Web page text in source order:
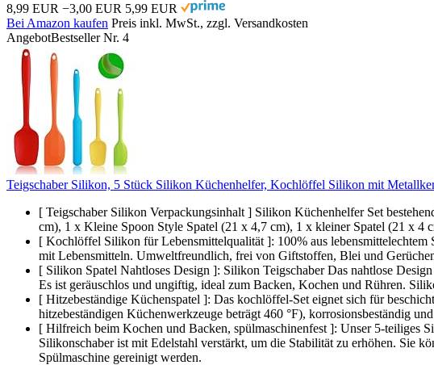
8,99 EUR −3,00 EUR 5,99 EUR
Bei Amazon kaufen Preis inkl. MwSt., zzgl. Versandkosten
AngebotBestseller Nr. 4
Teigschaber Silikon, 5 Stück Silikon Küchenhelfer, Kochlöffel Silikon mit
[ Teigschaber Silikon Verpackungsinhalt ] Silikon Küchenhelfer Set
cm), 1 x Kleine Spoon Style Spatel (21 x 4,7 cm), 1 x kleiner Spatel (21 x 4
[ Kochlöffel Silikon für Lebensmittelqualität ]: 100% aus
mit Lebensmitteln. Umweltfreundlich, frei von Giftstoffen, Blei und
[ Silikon Spatel Nahtloses Design ]: Silikon Teigschaber Das nahtlose
Es ist geräuschlos und ungiftig, ideal zum Backen, Kochen und Rühren.
[ Hitzebeständige Küchenspatel ]: Das kochlöffel-Set eignet sich für
hitzebeständigen Küchenwerkzeuge beträgt 460 °F), korrosionsbeständig
[ Hilfreich beim Kochen und Backen, spülmaschinenfest ]: Unser 5-teiliges
Silikonschaber ist mit Edelstahl verstärkt, um die Stabilität zu erhöhen. Sie
Spülmaschine gereinigt werden.